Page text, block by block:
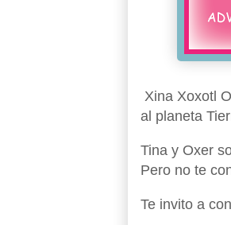
Xina Xoxotl
al planeta
Tina y Oxer
Pero no te
Te invito a